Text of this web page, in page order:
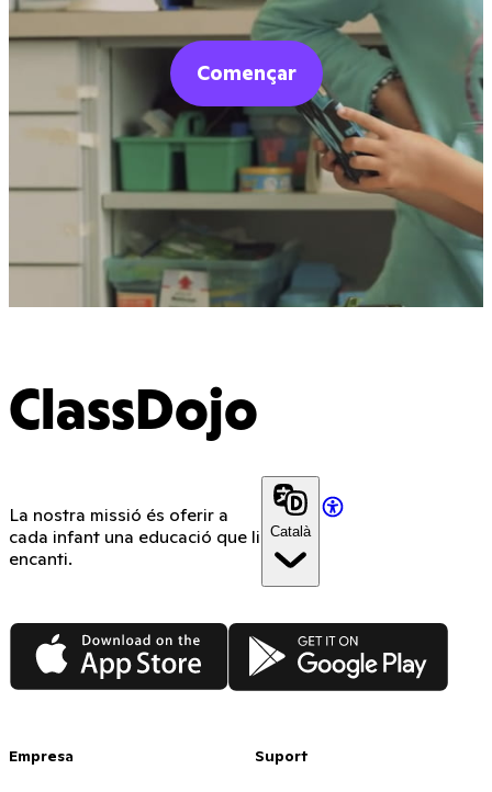
Començar
ClassDojo
La nostra missió és oferir a
cada infant una educació que li
encanti.
Català
App Store Google Play
Empresa Suport